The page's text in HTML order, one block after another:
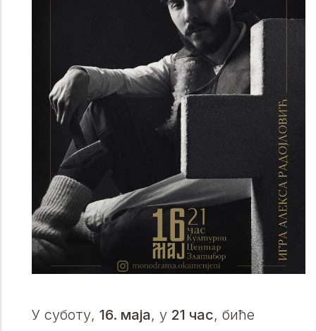
У суботу, 16. маја, у 21 час, биће